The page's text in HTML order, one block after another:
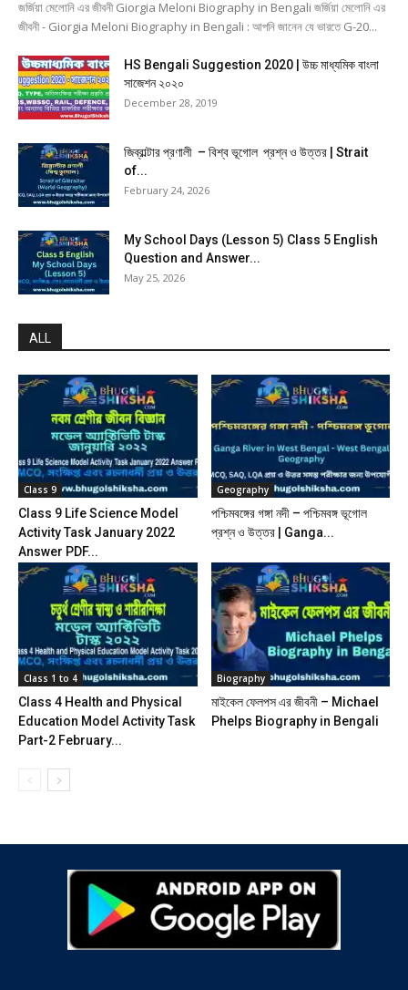
জর্জিয়া মেলোনি এর জীবনী Giorgia Meloni Biography in Bengali জর্জিয়া মেলোনি এর
জীবনী - Giorgia Meloni Biography in Bengali : আপনি জানেন যে ভারতে G-20...
HS Bengali Suggestion 2020 | উচ্চ মাধ্যমিক বাংলা
সাজেশন ২০২০
December 28, 2019
জিব্রাল্টার প্রণালী – বিশ্ব ভূগোল প্রশ্ন ও উত্তর | Strait
of...
February 24, 2026
My School Days (Lesson 5) Class 5 English
Question and Answer...
May 25, 2026
ALL
Class 9
Class 9 Life Science Model
Activity Task January 2022
Answer PDF...
Geography
পশ্চিমবঙ্গের গঙ্গা নদী – পশ্চিমবঙ্গ ভূগোল
প্রশ্ন ও উত্তর | Ganga...
Class 1 to 4
Class 4 Health and Physical
Education Model Activity Task
Part-2 February...
Biography
মাইকেল ফেলপস এর জীবনী – Michael
Phelps Biography in Bengali